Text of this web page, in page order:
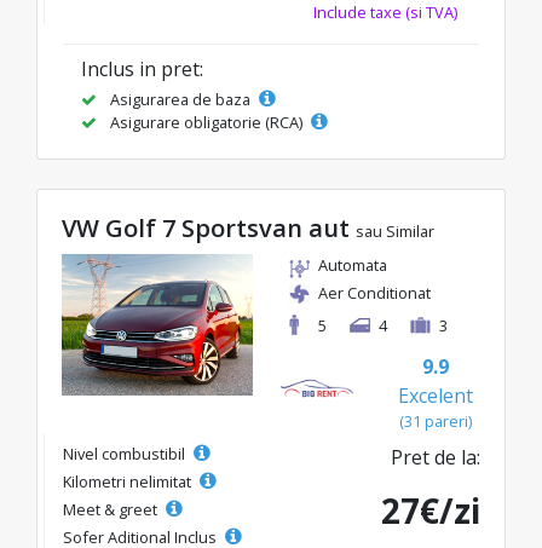
Include taxe (si TVA)
Inclus in pret:
Asigurarea de baza
Asigurare obligatorie (RCA)
VW Golf 7 Sportsvan aut sau Similar
Automata
Aer Conditionat
5
4 3
9.9
Excelent
(31 pareri)
Nivel combustibil
Kilometri nelimitat
Meet & greet
Sofer Aditional Inclus
Pret de la:
27€/zi